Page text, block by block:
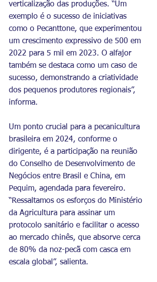
verticalização das produções. “Um
exemplo é o sucesso de iniciativas
como o Pecanttone, que experimentou
um crescimento expressivo de 500 em
2022 para 5 mil em 2023. O alfajor
também se destaca como um caso de
sucesso, demonstrando a criatividade
dos pequenos produtores regionais”,
informa.
Um ponto crucial para a pecanicultura
brasileira em 2024, conforme o
dirigente, é a participação na reunião
do Conselho de Desenvolvimento de
Negócios entre Brasil e China, em
Pequim, agendada para fevereiro.
“Ressaltamos os esforços do Ministério
da Agricultura para assinar um
protocolo sanitário e facilitar o acesso
ao mercado chinês, que absorve cerca
de 80% da noz-pecã com casca em
escala global”, salienta.